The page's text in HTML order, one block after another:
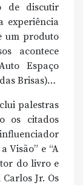
de discutir
experiência
um produto
acontece
Espaço
Brisas)…
palestras
os citados
Visão” e “A
do livro e
Jr. Os